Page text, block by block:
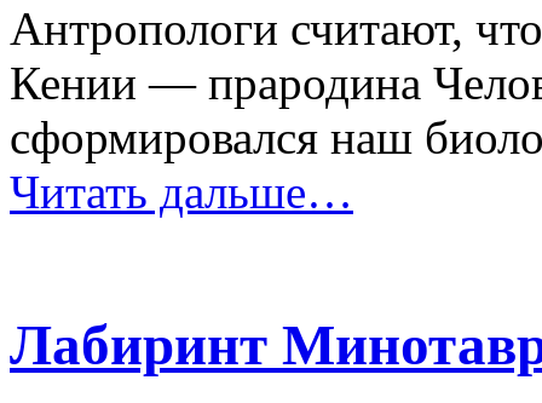
Антропологи считают,
Кении — прародина
сформировался наш
Читать дальше…
Лабиринт